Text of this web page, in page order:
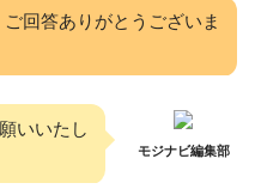
回答ありがとうございま
いいたし
モジナビ編集部